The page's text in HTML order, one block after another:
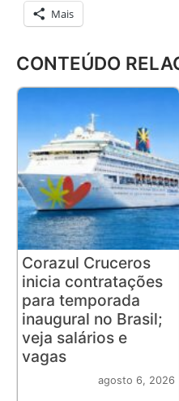
Mais
CONTEÚDO
Corazul Cruceros
inicia contratações
para temporada
inaugural no Brasil;
veja salários e
vagas
agosto 6, 2026